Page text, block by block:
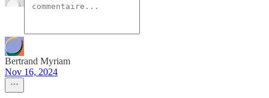
Bertrand Myriam
Nov 16, 2024